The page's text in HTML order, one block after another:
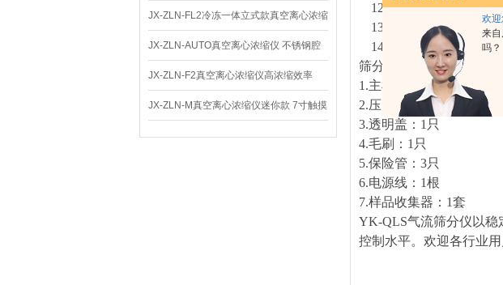
欢迎
来
吗？
JX-ZLN-FL2冷冻一体立式款真空离心浓缩
仪 低温功能
JX-ZLN-AUTO真空离心浓缩仪 不锈钢腔
体
JX-ZLN-F2真空离心浓缩仪高浓缩效率
JX-ZLN-M真空离心浓缩仪迷你款 7寸触摸
屏
12.电源/功率220V
13.
14.
25KG
筛分仪设备的配置清单：
1.主机：1台
2.压力发生装置：1台
3.透明盖：1只
4.毛刷：1只
5.保险管：3只
6.电源线：1根
7.样品收集器：1套
YK-QLS气流筛分仪以稳
控制水平。欢迎各行业